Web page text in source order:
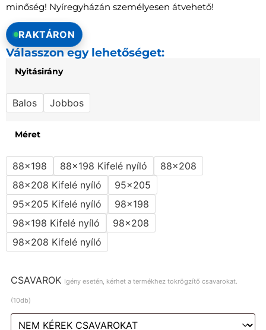
minőség! Nyíregyházán személyesen átvehető!
RAKTÁRON
Válasszon egy lehetőséget:
Nyitásirány
Balos Jobbos
Méret
88x198 88x198 Kifelé nyíló
88x208
88x208 Kifelé nyíló
95x205
95x205 Kifelé nyíló
98x198
98x198 Kifelé nyíló
98x208
98x208 Kifelé nyíló
CSAVAROK Igény esetén, kérhet a termékhez tokrögzítő csavarokat.
(10db)